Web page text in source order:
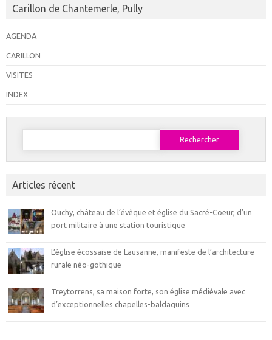
Carillon de Chantemerle, Pully
AGENDA
CARILLON
VISITES
INDEX
Rechercher :
Articles récent
Ouchy, château de l’évêque et église du Sacré-Coeur, d’un
port militaire à une station touristique
L’église écossaise de Lausanne, manifeste de l’architecture
rurale néo-gothique
Treytorrens, sa maison forte, son église médiévale avec
d’exceptionnelles chapelles-baldaquins